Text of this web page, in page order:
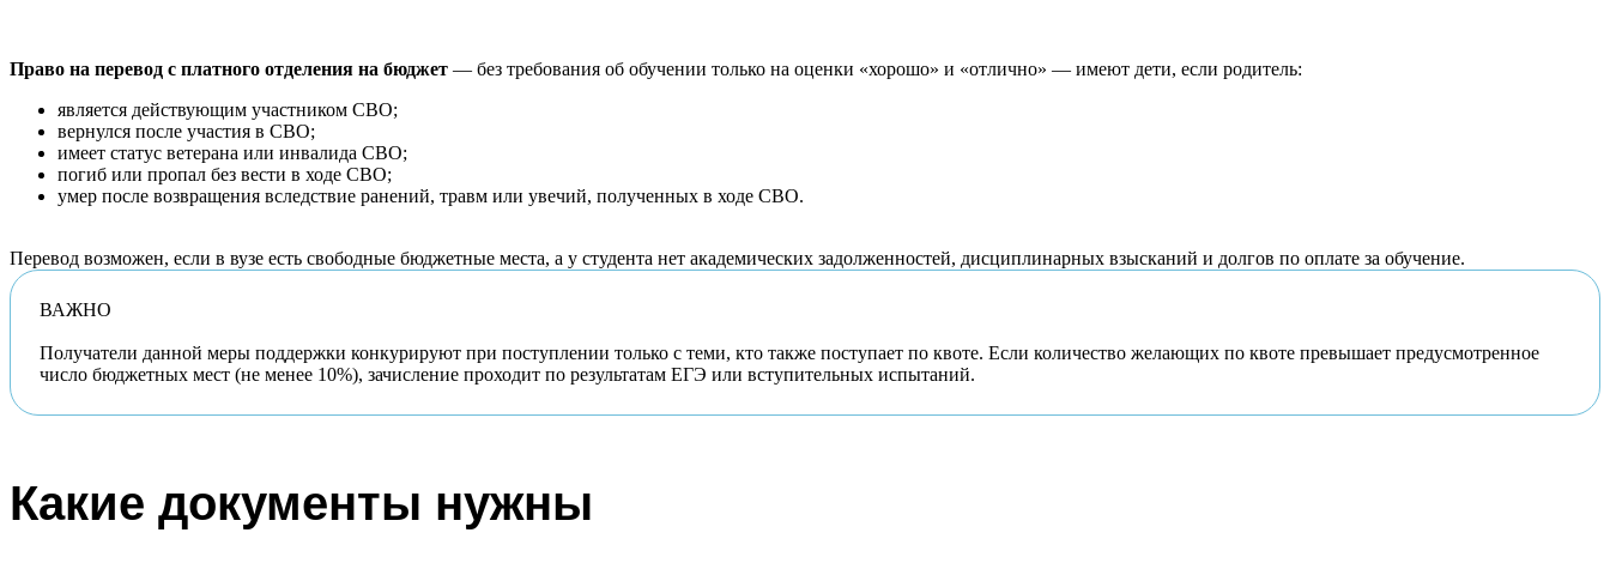
Право на перевод с платного отделения на бюджет — без требования об обучении только на оценки «хорошо» и «отлично» — имеют дети, если родитель:
является действующим участником СВО;
вернулся после участия в СВО;
имеет статус ветерана или инвалида СВО;
погиб или пропал без вести в ходе СВО;
умер после возвращения вследствие ранений, травм или увечий, полученных в ходе СВО.
Перевод возможен, если в вузе есть свободные бюджетные места, а у студента нет академических задолженностей, дисциплинарных взысканий и долгов по оплате за обучение.
ВАЖНО
Получатели данной меры поддержки конкурируют при поступлении только с теми, кто также поступает по квоте. Если количество желающих по квоте превышает предусмотренное
число бюджетных мест (не менее 10%), зачисление проходит по результатам ЕГЭ или вступительных испытаний.
Какие документы нужны